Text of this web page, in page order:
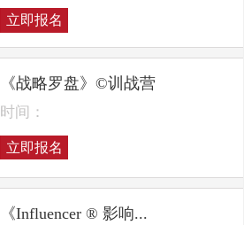
立即报名
《战略罗盘》©训战营
时间：
立即报名
《Influencer ® 影响...